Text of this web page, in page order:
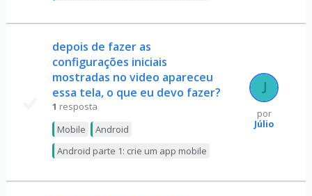
depois de fazer as
configurações iniciais
mostradas no video apareceu
essa tela, o que eu devo fazer?
1 resposta
Mobile
Android
Android parte 1: crie um app mobile
por
Júlio